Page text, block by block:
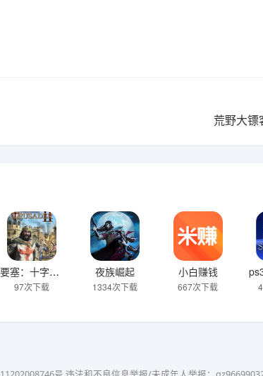
荒野大镖
要塞：十字军东征2
97次下载
夜族崛起
1334次下载
小白赚钱
667次下载